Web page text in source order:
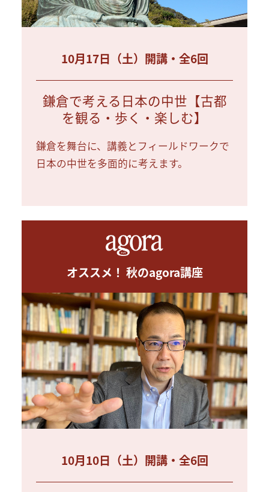
10月17日（土）開講・全6回
鎌倉で考える日本の中世【古都
を観る・歩く・楽しむ】
鎌倉を舞台に、講義とフィールドワークで
日本の中世を多面的に考えます。
オススメ！ 秋のagora講座
10月10日（土）開講・全6回